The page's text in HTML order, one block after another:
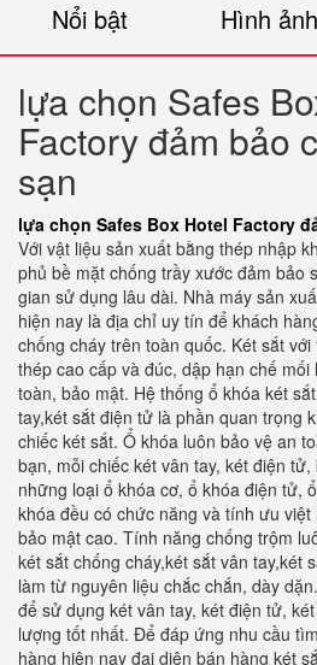
Nổi bật Hình ảnh
lựa chọn Safes
Factory đảm bảo
sạn
lựa chọn Safes Box Hotel Factory
Với vật liệu sản xuất bằng thép nhập
phủ bề mặt chống trầy xước đảm bảo
gian sử dụng lâu dài. Nhà máy sản
hiện nay là địa chỉ uy tín để khách
chống cháy trên toàn quốc. Két sắt
thép cao cấp và đúc, dập hạn chế
toàn, bảo mật. Hệ thống ổ khóa két
tay,két sắt điện tử là phần quan trọng
chiếc két sắt. Ổ khóa luôn bảo vệ an
bạn, mỗi chiếc két vân tay, két điện
những loại ổ khóa cơ, ổ khóa điện tử,
khóa đều có chức năng và tính ưu
bảo mật cao. Tính năng chống trộm
két sắt chống cháy,két sắt vân tay,két
làm từ nguyên liệu chắc chắn, dày
để sử dụng két vân tay, két điện tử,
lượng tốt nhất. Để đáp ứng nhu cầu
hàng hiện nay đại diện bán hàng két